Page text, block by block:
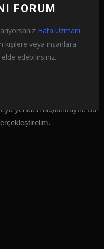
FORUM
Hata Uzmanı
kişilere veya insanlara
edebilirsiniz.
sfc /scannow " yazarak enter
yeniden başlatmayın. Bu